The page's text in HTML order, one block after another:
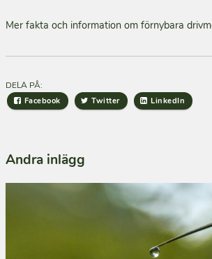
Mer fakta och information om förnybara
DELA PÅ:
Facebook Twitter LinkedIn
Andra inlägg